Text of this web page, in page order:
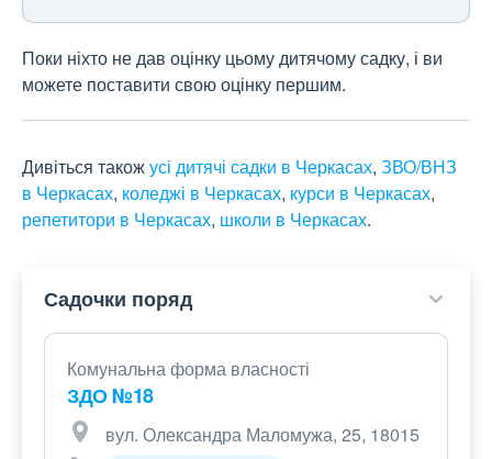
Поки ніхто не дав оцінку цьому дитячому садку, і ви
можете поставити свою оцінку першим.
Дивіться такожусі дитячі садки в Черкасах, ЗВО/ВНЗ
в Черкасах, коледжі в Черкасах, курси в Черкасах,
репетитори в Черкасах, школи в Черкасах.
Садочки поряд
Комунальна форма власності
ЗДО №18
вул. Олександра Маломужа, 25, 18015